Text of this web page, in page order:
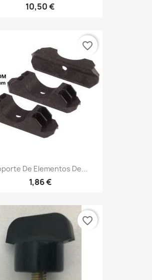
10,50 €
De Elementos De...
1,86 €
favorite_border
favorite_border